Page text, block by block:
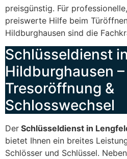
preisgünstig. Für
preiswerte Hilfe beim
Hildburghausen sind die
Schlüsseldienst
Hildburghausen
Tresoröffnung &
Schlosswechsel
Der Schlüsseldienst in
bietet Ihnen ein breites
Schlösser und Schlüssel.